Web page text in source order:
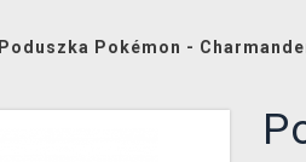
Poduszka Pokémon -